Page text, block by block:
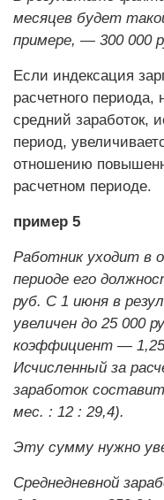
месяцев будет
примере, — 300 000
Если индексация
расчетного периода,
средний заработок,
период,
отношению
расчетном периоде.
пример 5
Работник уходит в
периоде его
руб. С 1 июня в
увеличен до 25 000
коэффициент — 1,25
Исчисленный за
заработок
мес. : 12 : 29,4).
Эту сумму нужно
Среднедневной